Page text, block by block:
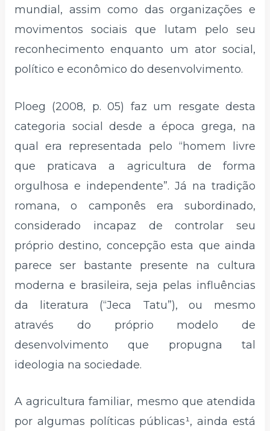
mundial, assim como das organizações e
movimentos sociais que lutam pelo seu
reconhecimento enquanto um ator social,
político e econômico do desenvolvimento.
Ploeg (2008, p. 05) faz um resgate desta
categoria social desde a época grega, na
qual era representada pelo “homem livre
que praticava a agricultura de forma
orgulhosa e independente”. Já na tradição
romana, o camponês era subordinado,
considerado incapaz de controlar seu
próprio destino, concepção esta que ainda
parece ser bastante presente na cultura
moderna e brasileira, seja pelas influências
da literatura (“Jeca Tatu”), ou mesmo
através do próprio modelo de
desenvolvimento que propugna tal
ideologia na sociedade.
A agricultura familiar, mesmo que atendida
por algumas políticas públicas¹, ainda está